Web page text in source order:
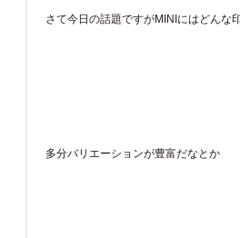
さて今日の話題ですがMINIにはどんな
多分バリエーションが豊富だなとか